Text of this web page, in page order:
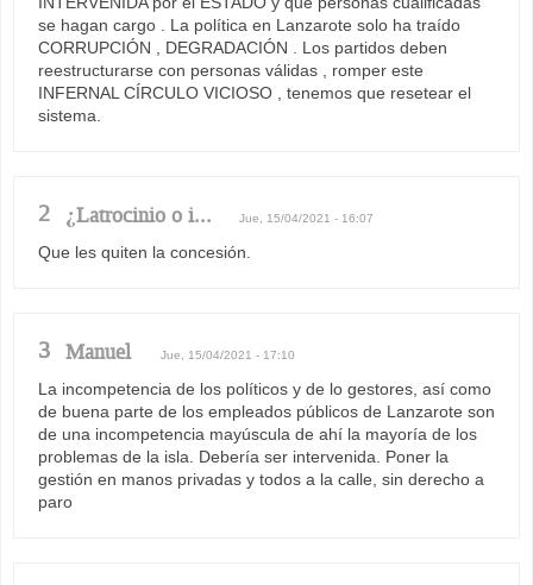
se hagan cargo . La política en Lanzarote solo ha traído
CORRUPCIÓN , DEGRADACIÓN . Los partidos deben
reestructurarse con personas válidas , romper este
INFERNAL CÍRCULO VICIOSO , tenemos que resetear el
sistema.
2 ¿Latrocinio o i... Jue, 15/04/2021 - 16:07
Que les quiten la concesión.
3 Manuel Jue, 15/04/2021 - 17:10
La incompetencia de los políticos y de lo gestores, así como
de buena parte de los empleados públicos de Lanzarote son
de una incompetencia mayúscula de ahí la mayoría de los
problemas de la isla. Debería ser intervenida. Poner la
gestión en manos privadas y todos a la calle, sin derecho a
paro